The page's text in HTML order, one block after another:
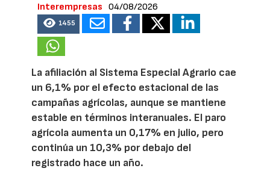
Interempresas
04/08/2026
1455
La afiliación al Sistema Especial Agrario cae
un 6,1% por el efecto estacional de las
campañas agrícolas, aunque se mantiene
estable en términos interanuales. El paro
agrícola aumenta un 0,17% en julio, pero
continúa un 10,3% por debajo del
registrado hace un año.